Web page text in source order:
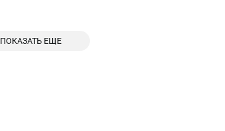
ПОКАЗАТЬ ЕЩЕ